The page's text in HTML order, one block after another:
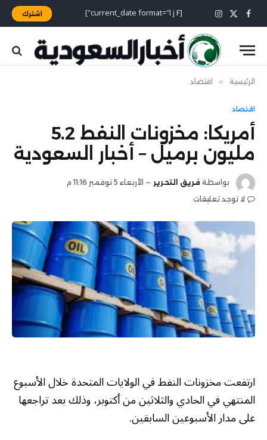
فيسبوك
X
(Twitter)
الانستغرام [current_date format="l j F"] اشترك
الرئيسية » اقتصاد
اقتصاد
أمريكا: مخزونات النفط 5.2
مليون برميل – أخبار السعودية
بواسطة فريق التحرير
الأربعاء 5 نوفمبر 11:16 م
لا توجد تعليقات
ارتفعت مخزونات النفط في الولايات المتحدة خلال الأسبوع
المنتهي في الحادي والثلاثين من أكتوبر، وذلك بعد تراجعها
على مدار الأسبوعين السابقين.